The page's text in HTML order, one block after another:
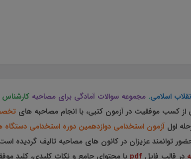
اسلامی. مجموعه سوالات آمادگی برای مصاحبه کارشناس
از کسب موفقیت در آزمون کتبی، با انجام مصاحبه های
اول آزمون استخدامی دوازدهمین دوره استخدامی دستگاه
توانمند عزیزان در کانون های مصاحبه تالیف گردیده
در قالب فایل pdf با محتوای جامع و نکات کلیدی، کلید